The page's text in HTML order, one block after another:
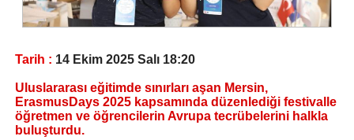
Tarih : 14 Ekim 2025 Salı 18:20
Uluslararası eğitimde sınırları aşan Mersin,
ErasmusDays 2025 kapsamında düzenlediği festivalle
öğretmen ve öğrencilerin Avrupa tecrübelerini halkla
buluşturdu.